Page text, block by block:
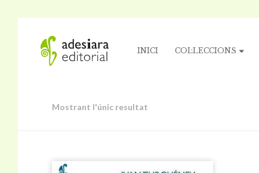
INICI COL·LECCIONS
Mostrant l'únic resultat